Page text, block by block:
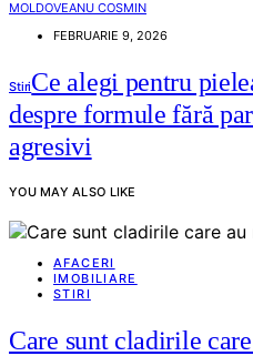
MOLDOVEANU COSMIN
FEBRUARIE 9, 2026
StiriCe alegi pentru
despre formule fără
agresivi
YOU MAY ALSO LIKE
AFACERI
IMOBILIARE
STIRI
Care sunt cladirile